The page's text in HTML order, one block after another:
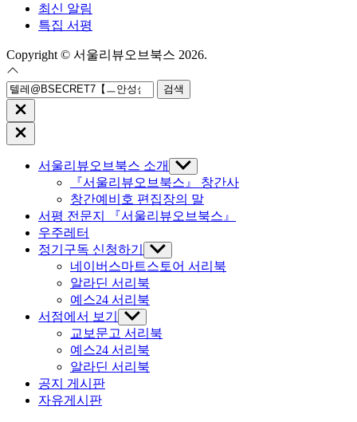
최신 알림
특집 서평
Copyright © 서울리뷰오브북스 2026.
검
색:Close
search
Close
Off
서울리뷰오브북스 소개
Show
sub
menu
『서울리뷰오브북스』 창간사
창간예비호 편집장의 말
서평 전문지 『서울리뷰오브북스』
우주레터
정기구독 신청하기
Show
sub
menu
네이버스마트스토어 서리북
알라딘 서리북
예스24 서리북
서점에서 보기
Show
sub
menu
교보문고 서리북
예스24 서리북
알라딘 서리북
공지 게시판
자유게시판